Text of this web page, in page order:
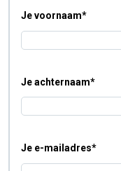
Je voornaam*
Je achternaam*
Je e-mailadres*